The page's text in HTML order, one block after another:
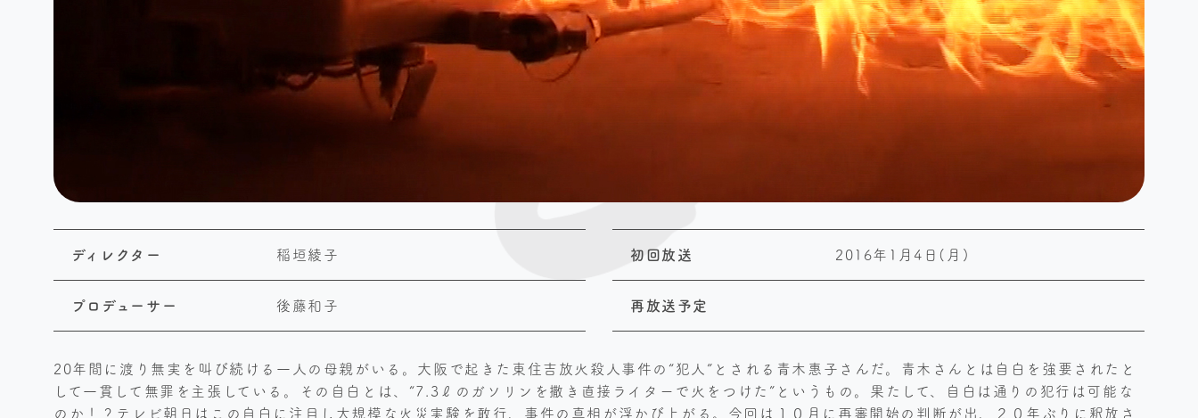
ディレクター 稲垣綾子 初回放送 2016年1月4日(月)
プロデューサー 後藤和子 再放送予定
20年間に渡り無実を叫び続ける一人の母親がいる。大阪で起きた東住吉放火殺人事件の“犯人”とされる青木惠子さんだ。青木さんとは自白を強要されたと
して一貫して無罪を主張している。その自白とは、“7.3ℓのガソリンを撒き直接ライターで火をつけた”というもの。果たして、自白は通りの犯行は可能な
のか！？テレビ朝日はこの自白に注目し大規模な火災実験を敢行、事件の真相が浮かび上がる。今回は１０月に再審開始の判断が出、２０年ぶりに釈放さ